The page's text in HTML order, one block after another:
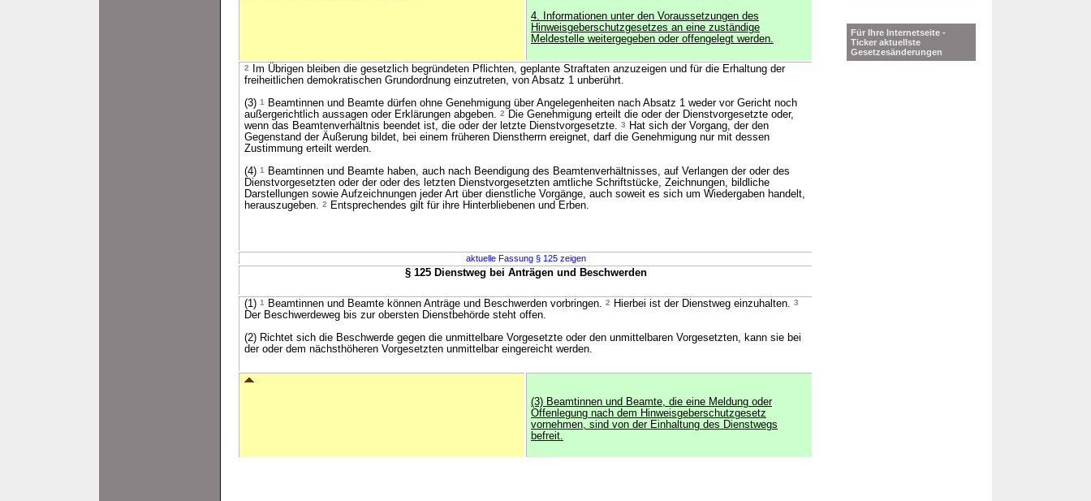
4. Informationen unter den Voraussetzungen des
Hinweisgeberschutzgesetzes an eine zuständige
Meldestelle weitergegeben oder offengelegt werden.
2
Im Übrigen bleiben die gesetzlich begründeten Pflichten, geplante Straftaten anzuzeigen und für die Erhaltung der
freiheitlichen demokratischen Grundordnung einzutreten, von Absatz 1 unberührt.
(3) 1
Beamtinnen und Beamte dürfen ohne Genehmigung über Angelegenheiten nach Absatz 1 weder vor Gericht noch
außergerichtlich aussagen oder Erklärungen abgeben. 2
Die Genehmigung erteilt die oder der Dienstvorgesetzte oder,
wenn das Beamtenverhältnis beendet ist, die oder der letzte Dienstvorgesetzte. 3
Hat sich der Vorgang, der den
Gegenstand der Äußerung bildet, bei einem früheren Dienstherrn ereignet, darf die Genehmigung nur mit dessen
Zustimmung erteilt werden.
(4) 1
Beamtinnen und Beamte haben, auch nach Beendigung des Beamtenverhältnisses, auf Verlangen der oder des
Dienstvorgesetzten oder der oder des letzten Dienstvorgesetzten amtliche Schriftstücke, Zeichnungen, bildliche
Darstellungen sowie Aufzeichnungen jeder Art über dienstliche Vorgänge, auch soweit es sich um Wiedergaben handelt,
herauszugeben. 2 Entsprechendes gilt für ihre Hinterbliebenen und Erben.
aktuelle Fassung § 125 zeigen
§ 125 Dienstweg bei Anträgen und Beschwerden
(1) 1 Beamtinnen und Beamte können Anträge und Beschwerden vorbringen. 2 Hierbei ist der Dienstweg einzuhalten. 3
Der Beschwerdeweg bis zur obersten Dienstbehörde steht offen.
(2) Richtet sich die Beschwerde gegen die unmittelbare Vorgesetzte oder den unmittelbaren Vorgesetzten, kann sie bei
der oder dem nächsthöheren Vorgesetzten unmittelbar eingereicht werden.
(3) Beamtinnen und Beamte, die eine Meldung oder
Offenlegung nach dem Hinweisgeberschutzgesetz
vornehmen, sind von der Einhaltung des Dienstwegs
befreit.
Für Ihre Internetseite -
Ticker aktuellste
Gesetzesänderungen